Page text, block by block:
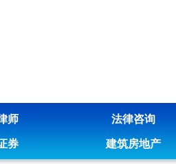
师 法律咨询
券 建筑房地产